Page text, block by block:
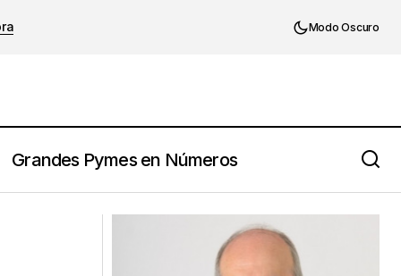
Modo Oscuro
Grandes Pymes en Números
Cuando el día a día se come la
estrategia en la Pyme